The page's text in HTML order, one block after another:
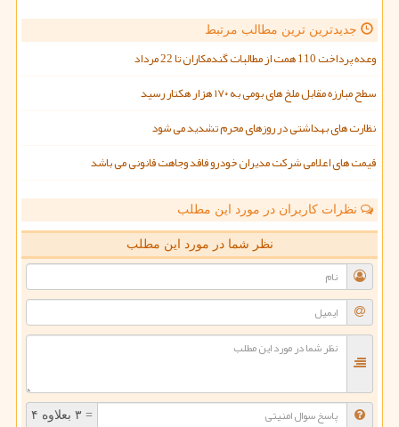
جدیدترین ترین مطالب مرتبط
وعده پرداخت 110 همت از مطالبات گندمکاران تا 22 مرداد
سطح مبارزه مقابل ملخ های بومی به ۱۷۰ هزار هکتار رسید
نظارت های بهداشتی در روزهای محرم تشدید می شود
قیمت های اعلامی شرکت مدیران خودرو فاقد وجاهت قانونی می باشد
نظرات کاربران در مورد این مطلب
نظر شما در مورد این مطلب
= ۳ بعلاوه ۴